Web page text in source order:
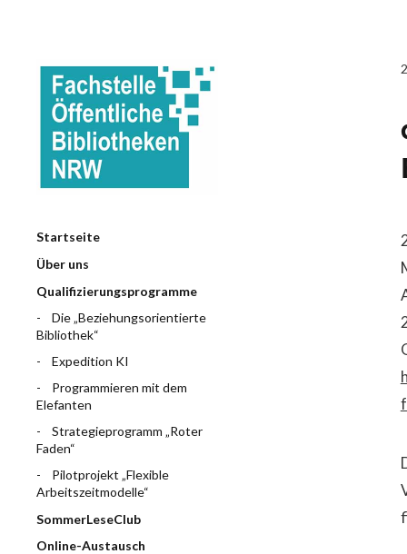
Startseite
Über uns
Qualifizierungsprogramme
Die „Beziehungsorientierte
Bibliothek“
Expedition KI
Programmieren mit dem
Elefanten
Strategieprogramm „Roter
Faden“
Pilotprojekt „Flexible
Arbeitszeitmodelle“
SommerLeseClub
Online-Austausch